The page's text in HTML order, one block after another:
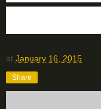
at January 16, 2015
Share